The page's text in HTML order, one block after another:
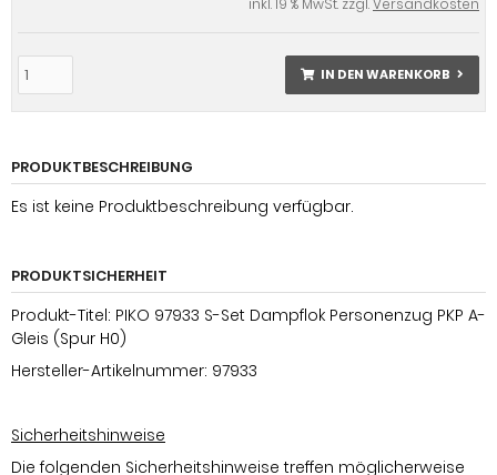
inkl. 19 % MwSt. zzgl.Versandkosten
IN DEN WARENKORB
PRODUKTBESCHREIBUNG
Es ist keine Produktbeschreibung verfügbar.
PRODUKTSICHERHEIT
Produkt-Titel: PIKO 97933 S-Set Dampflok Personenzug PKP A-
Gleis (Spur H0)
Hersteller-Artikelnummer: 97933
Sicherheitshinweise
Die folgenden Sicherheitshinweise treffen möglicherweise